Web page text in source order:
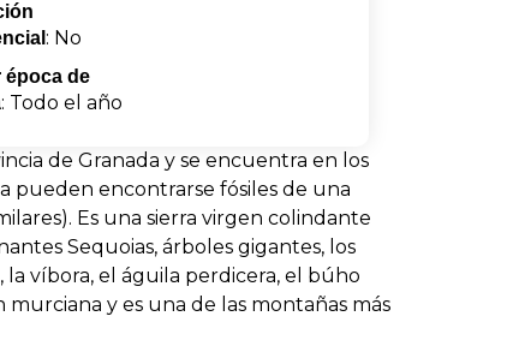
: No
época de
: Todo el año
de Granada y se encuentra en los
pueden encontrarse fósiles de una
Es una sierra virgen colindante
Sequoias, árboles gigantes, los
la víbora, el águila perdicera, el búho
y es una de las montañas más